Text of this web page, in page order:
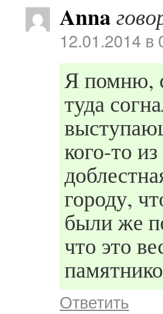
Anna
12.01.2014 в
Я помню,
туда
кого-то
городу,
были же
что это
Ответить